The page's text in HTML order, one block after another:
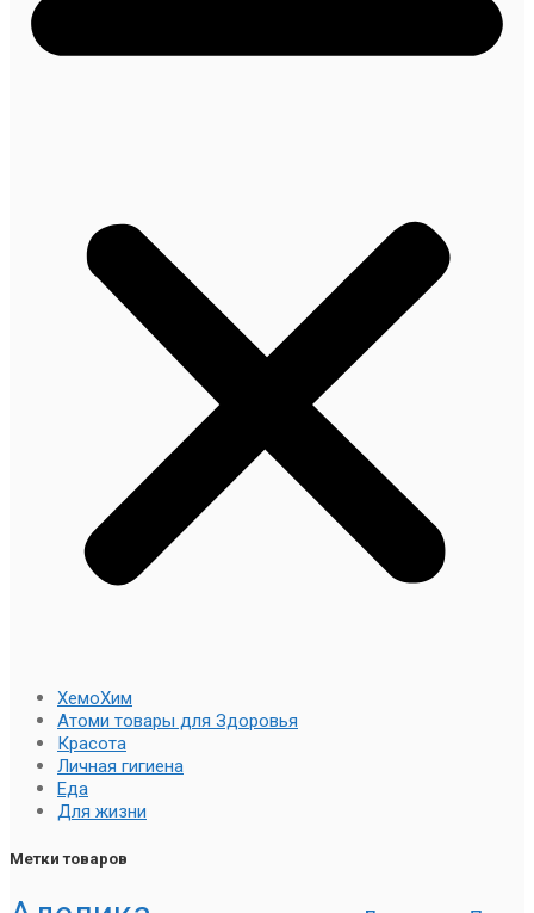
ХемоХим
Атоми товары для Здоровья
Красота
Личная гигиена
Еда
Для жизни
Метки товаров